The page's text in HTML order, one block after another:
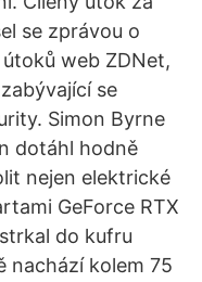
se zprávou o
web ZDNet,
se
Simon Byrne
dotáhl hodně
nejen elektrické
GeForce RTX
do kufru
nachází kolem 75